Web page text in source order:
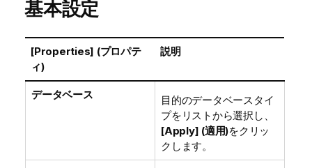
基本設定
[Properties] (プロパテ
ィ)
説明
データベース
目的のデータベースタイ
プをリストから選択し、
[Apply] (適用)をクリッ
クします。